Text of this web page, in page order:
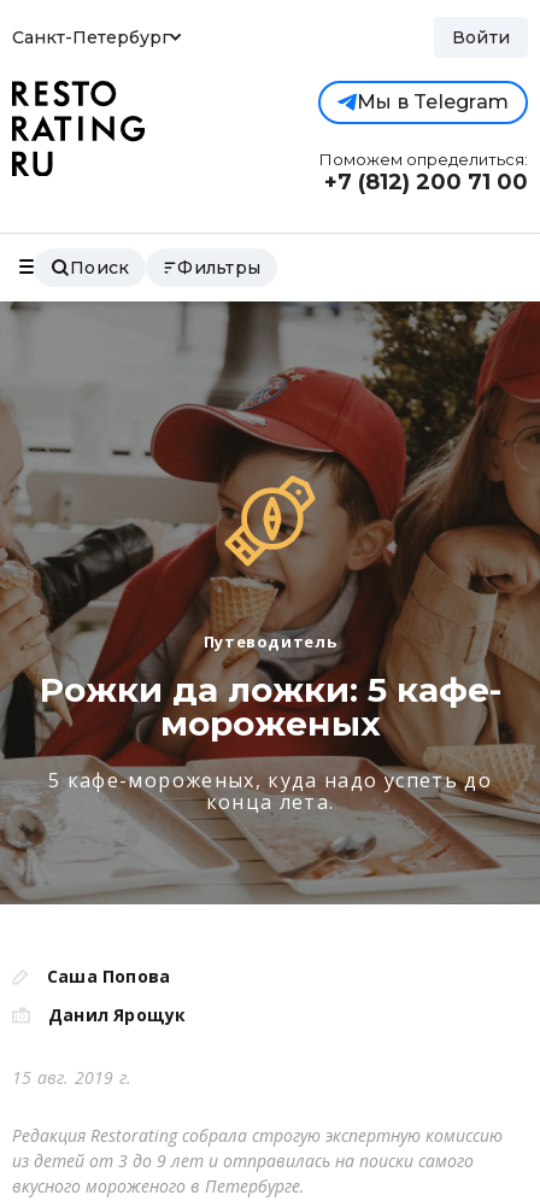
Санкт-Петербург Войти
Мы в Telegram
Поможем определиться:
+7 (812) 200 71 00
Поиск Фильтры
Путеводитель
Рожки да ложки: 5 кафе-
мороженых
5 кафе-мороженых, куда надо успеть до
конца лета.
Саша Попова
Данил Ярощук
15 авг. 2019 г.
Редакция Restorating собрала строгую экспертную комиссию
из детей от 3 до 9 лет и отправилась на поиски самого
вкусного мороженого в Петербурге.